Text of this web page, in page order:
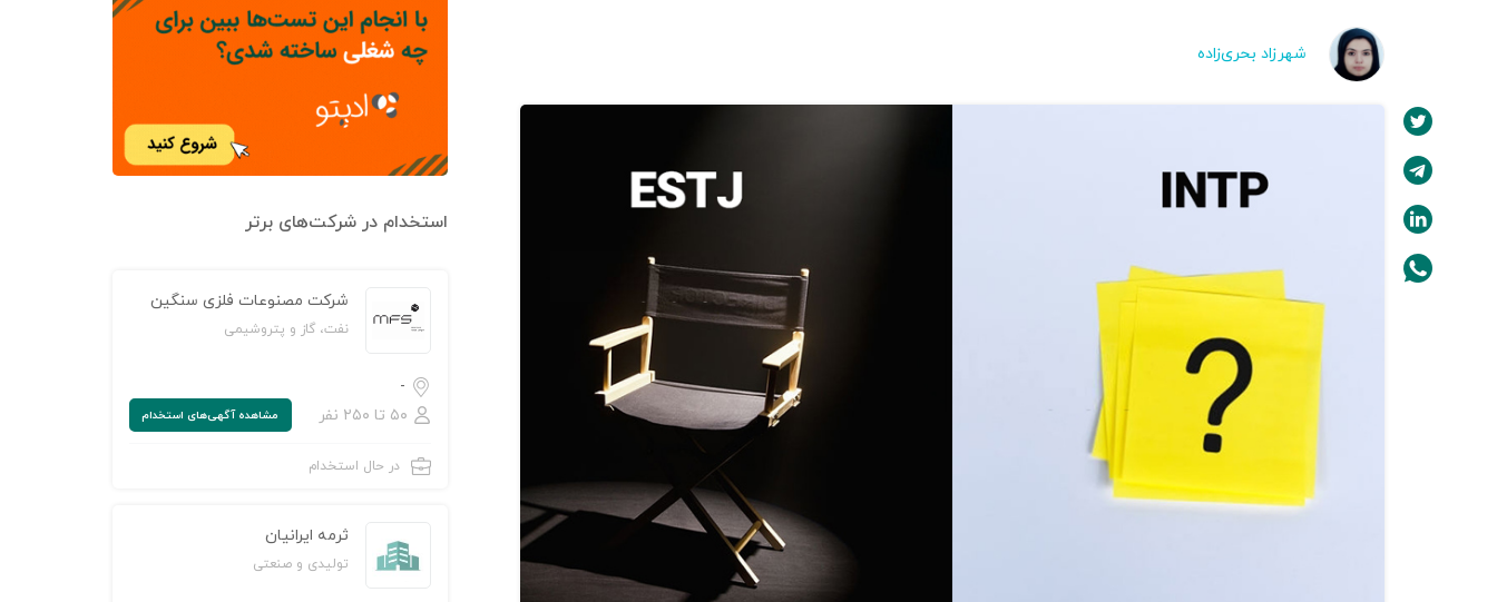
شهرزاد بحری‌زاده
استخدام در شرکت‌های برتر
شرکت مصنوعات فلزی سنگین
نفت، گاز و پتروشیمی
-
۵۰ تا ۲۵۰ نفر
مشاهده‌ آگهی‌های استخدام
در حال استخدام
ثرمه ایرانیان
تولیدی و صنعتی